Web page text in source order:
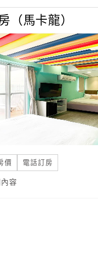
（馬卡龍）
價 電話訂房
容